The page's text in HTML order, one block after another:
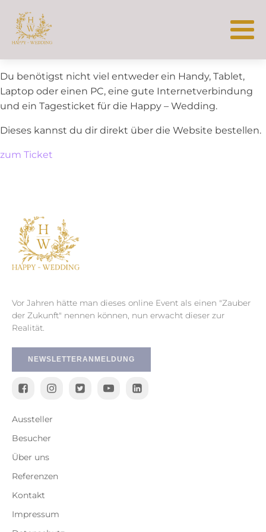
Du benötigst nicht viel entweder ein Handy, Tablet,
Laptop oder einen PC, eine gute Internetverbindung
und ein Tagesticket für die Happy – Wedding.
Dieses kannst du dir direkt über die Website bestellen.
zum Ticket
Vor Jahren hätte man dieses online Event als einen "Zauber
der Zukunft" nennen können, nun erwacht dieser zur
Realität.
NEWSLETTERANMELDUNG
Aussteller
Besucher
Über uns
Referenzen
Kontakt
Impressum